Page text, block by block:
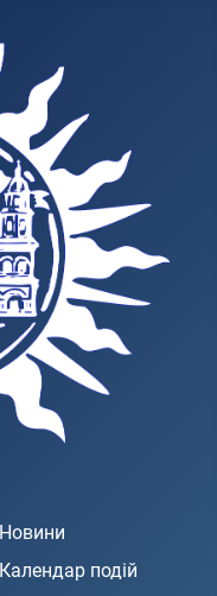
Новини
Календар подій